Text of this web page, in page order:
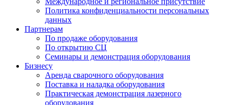
Политика конфиденциальности персональных
данных
Партнерам
По продаже оборудования
По открытию СЦ
Семинары и демонстрация оборудования
Бизнесу
Аренда сварочного оборудования
Поставка и наладка оборудования
Практическая демонстрация лазерного
оборудования